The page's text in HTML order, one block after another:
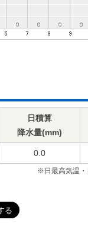
日積算
降水量(mm)
0.0
※日最高気温・